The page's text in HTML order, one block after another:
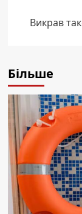
Викрав
Більше